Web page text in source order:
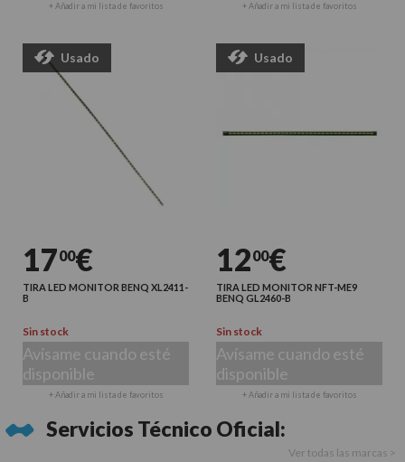
+ Añadir a mi lista de favoritos + Añadir a mi lista de favoritos
Usado
1700€
TIRA LED MONITOR BENQ XL2411-
B
Sin stock
Avísame cuando esté
disponible
+ Añadir a mi lista de favoritos
Usado
1200€
TIRA LED MONITOR NFT-ME9
BENQ GL2460-B
Sin stock
Avísame cuando esté
disponible
+ Añadir a mi lista de favoritos
Servicios Técnico Oficial:
Ver todas las marcas >